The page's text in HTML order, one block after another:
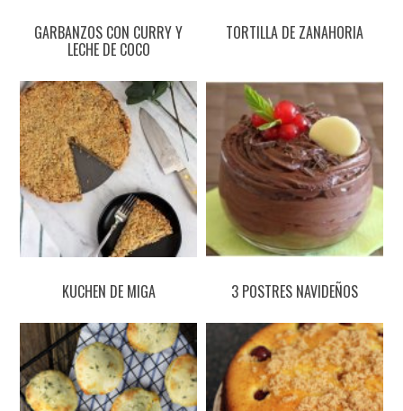
GARBANZOS CON CURRY Y
LECHE DE COCO
TORTILLA DE ZANAHORIA
KUCHEN DE MIGA 3 POSTRES NAVIDEÑOS